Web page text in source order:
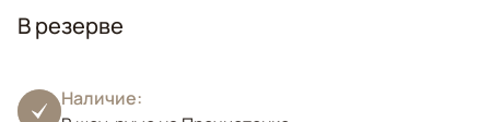
В резерве
Наличие: